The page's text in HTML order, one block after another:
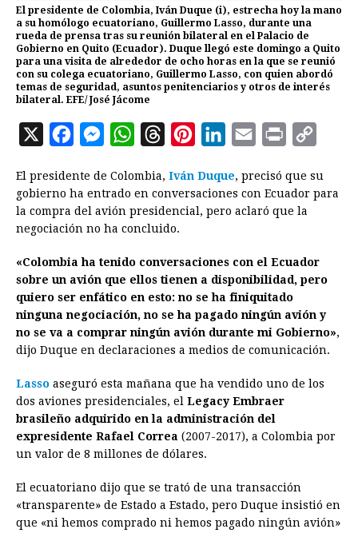
El presidente de Colombia, Iván Duque (i), estrecha hoy la mano
a su homólogo ecuatoriano, Guillermo Lasso, durante una
rueda de prensa tras su reunión bilateral en el Palacio de
Gobierno en Quito (Ecuador). Duque llegó este domingo a Quito
para una visita de alrededor de ocho horas en la que se reunió
con su colega ecuatoriano, Guillermo Lasso, con quien abordó
temas de seguridad, asuntos penitenciarios y otros de interés
bilateral. EFE/ José Jácome
X
c
e
b
o
o
k
M
s
s
e
g
e
W
a
t
s
p
p
r
e
a
s
n
t
r
e
s
t
n
k
I
n
a
i
i
n
p
n
El presidente de Colombia, Iván Duque, precisó que su
gobierno ha entrado en conversaciones con Ecuador para
la compra del avión presidencial, pero aclaró que la
negociación no ha concluido.
«Colombia ha tenido conversaciones con el Ecuador
sobre un avión que ellos tienen a disponibilidad, pero
quiero ser enfático en esto: no se ha finiquitado
ninguna negociación, no se ha pagado ningún avión y
no se va a comprar ningún avión durante mi Gobierno»,
dijo Duque en declaraciones a medios de comunicación.
Lasso aseguró esta mañana que ha vendido uno de los
dos aviones presidenciales, el Legacy Embraer
brasileño adquirido en la administración del
expresidente Rafael Correa (2007-2017), a Colombia por
un valor de 8 millones de dólares.
El ecuatoriano dijo que se trató de una transacción
«transparente» de Estado a Estado, pero Duque insistió en
que «ni hemos comprado ni hemos pagado ningún avión»